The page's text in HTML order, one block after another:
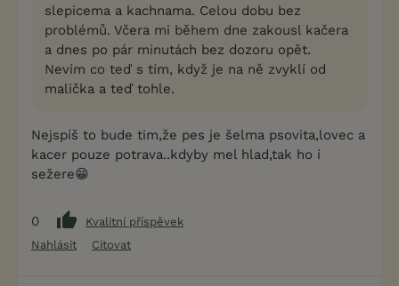
slepicema a kachnama. Celou dobu bez
problémů. Včera mi během dne zakousl kačera
a dnes po pár minutách bez dozoru opět.
Nevím co teď s tím, když je na ně zvyklí od
malička a teď tohle.
Nejspíš to bude tim,že pes je šelma psovita,lovec a
kacer pouze potrava..kdyby mel hlad,tak ho i
sežere😁
0
Kvalitní příspěvek
Nahlásit
Citovat